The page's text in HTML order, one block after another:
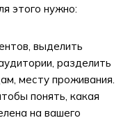
этого нужно:
выделить
разделить
месту проживания.
понять, какая
на вашего